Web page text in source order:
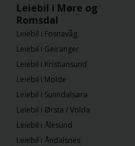
Leiebil i Møre og
Romsdal
Leiebil i Fosnavåg
Leiebil i Geiranger
Leiebil i Kristiansund
Leiebil i Molde
Leiebil i Sunndalsøra
Leiebil i Ørsta / Volda
Leiebil i Ålesund
Leiebil i Åndalsnes